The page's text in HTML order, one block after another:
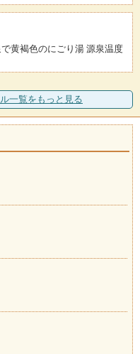
黄褐色のにごり湯 源泉温度
一覧をもっと見る